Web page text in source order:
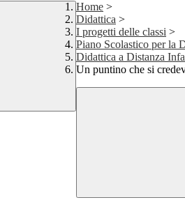
Home >
Didattica >
I progetti delle classi >
Piano Scolastico per la
Didattica a Distanza
Un puntino che si